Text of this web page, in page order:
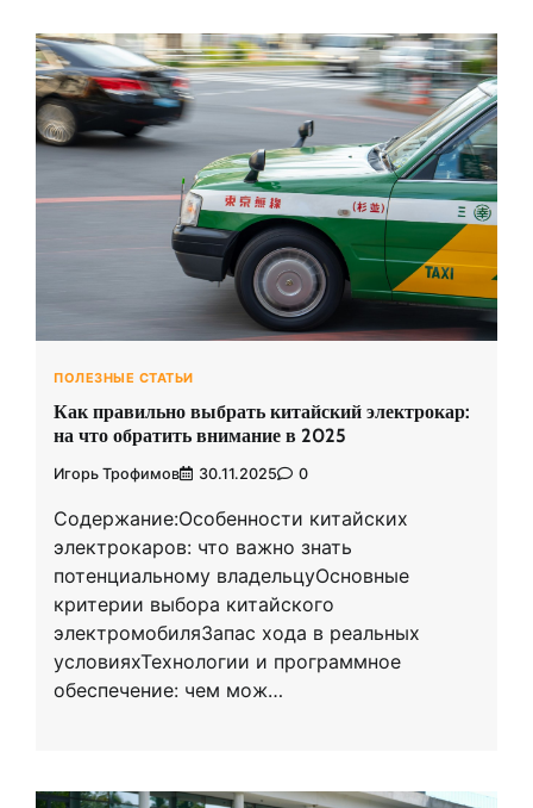
ПОЛЕЗНЫЕ СТАТЬИ
Как правильно выбрать китайский электрокар:
на что обратить внимание в 2025
Игорь Трофимов 30.11.2025 0
Содержание:Особенности китайских
электрокаров: что важно знать
потенциальному владельцуОсновные
критерии выбора китайского
электромобиляЗапас хода в реальных
условияхТехнологии и программное
обеспечение: чем мож…